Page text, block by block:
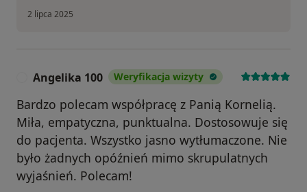
2 lipca 2025
Angelika 100 Weryfikacja wizyty
Bardzo polecam współpracę z Panią Kornelią.
Miła, empatyczna, punktualna. Dostosowuje się
do pacjenta. Wszystko jasno wytłumaczone. Nie
było żadnych opóźnień mimo skrupulatnych
wyjaśnień. Polecam!